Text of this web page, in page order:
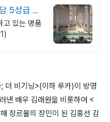
5성급 호
고 있는 명품
더 비기닝>(이하 루카)이 방영
낸 배우 김래원을 비롯하여 <
장르물의 장인이 된 김홍선 감